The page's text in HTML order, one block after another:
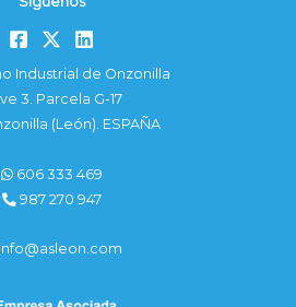
Industrial de Onzonilla
3. Parcela G-17
(León). ESPAÑA
606 333 469
987 270 947
info@asleon.com